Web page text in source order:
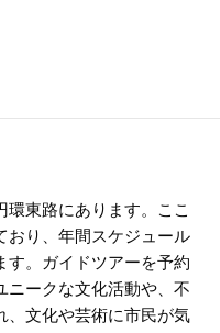
環東路にあります。ここ
おり、年間スケジュール
す。ガイドツアーを予約
ニークな文化活動や、不
、文化や芸術に市民が気